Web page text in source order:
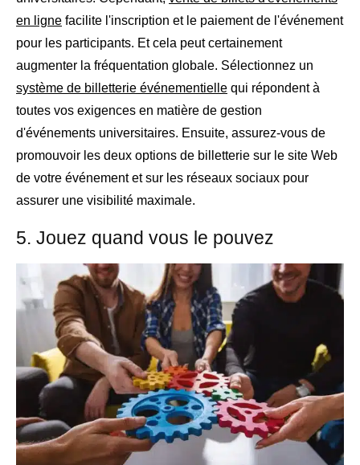
en ligne facilite l'inscription et le paiement de l'événement
pour les participants. Et cela peut certainement
augmenter la fréquentation globale. Sélectionnez un
système de billetterie événementielle qui répondent à
toutes vos exigences en matière de gestion
d'événements universitaires. Ensuite, assurez-vous de
promouvoir les deux options de billetterie sur le site Web
de votre événement et sur les réseaux sociaux pour
assurer une visibilité maximale.
5. Jouez quand vous le pouvez